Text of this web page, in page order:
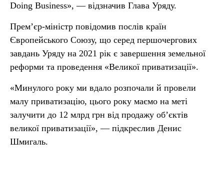
Doing Business», — відзначив Глава Уряду.
Прем’єр-міністр повідомив послів країн
Європейського Союзу, що серед першочергових
завдань Уряду на 2021 рік є завершення земельної
реформи та проведення «Великої приватизації».
«Минулого року ми вдало розпочали й провели
малу приватизацію, цього року маємо на меті
залучити до 12 млрд грн від продажу об’єктів
великої приватизації», — підкреслив Денис
Шмигаль.